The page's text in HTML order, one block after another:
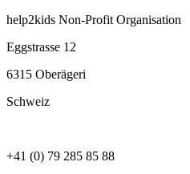
help2kids Non-Profit Organisation
Eggstrasse 12
6315 Oberägeri
Schweiz
+41 (0) 79 285 85 88